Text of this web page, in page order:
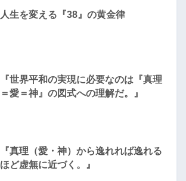
人生を変える『38』の黄金律
『世界平和の実現に必要なのは『真理
＝愛＝神』の図式への理解だ。』
『真理（愛・神）から逸れれば逸れる
ほど虚無に近づく。』